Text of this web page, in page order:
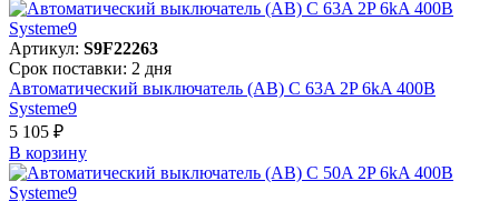
Артикул: S9F22263
Срок поставки: 2 дня
Автоматический выключатель (АВ) C 63A 2P 6kA 400В
Systeme9
5 105 ₽
В корзинy